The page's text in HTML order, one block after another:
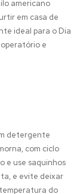
americano
em casa de
ideal para o Dia
operatório e
detergente
com ciclo
e use saquinhos
e evite deixar
do